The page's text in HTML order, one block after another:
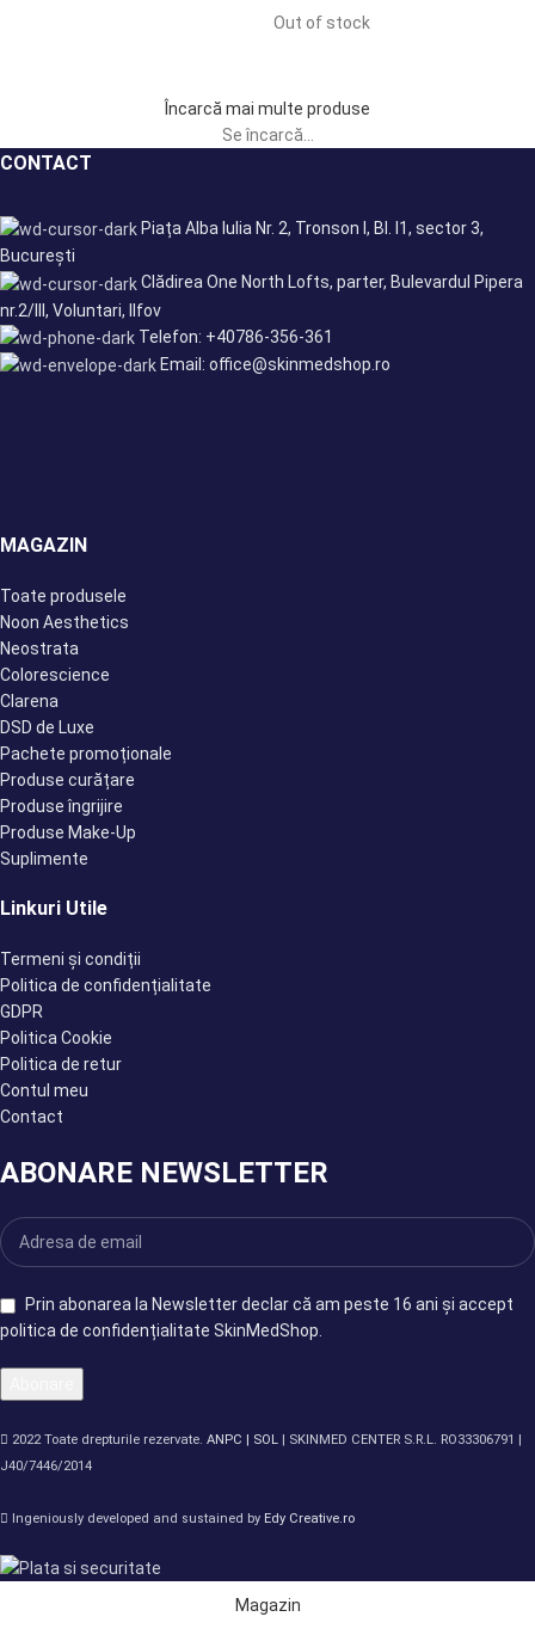
Out of stock
Încarcă mai multe produse
Se încarcă...
CONTACT
Piața Alba Iulia Nr. 2, Tronson I, Bl. I1, sector 3,
București
Clădirea One North Lofts, parter, Bulevardul Pipera
nr.2/III, Voluntari, Ilfov
Telefon: +40786-356-361
Email: office@skinmedshop.ro
MAGAZIN
Toate produsele
Noon Aesthetics
Neostrata
Colorescience
Clarena
DSD de Luxe
Pachete promoționale
Produse curățare
Produse îngrijire
Produse Make-Up
Suplimente
Linkuri Utile
Termeni și condiții
Politica de confidențialitate
GDPR
Politica Cookie
Politica de retur
Contul meu
Contact
ABONARE NEWSLETTER
Prin abonarea la Newsletter declar că am peste 16 ani și accept
politica de confidențialitate SkinMedShop.
2022 Toate drepturile rezervate. ANPC | SOL | SKINMED CENTER S.R.L. RO33306791 |
J40/7446/2014
Ingeniously developed and sustained by Edy Creative.ro
Magazin